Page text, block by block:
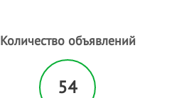
Количество объявлений
54